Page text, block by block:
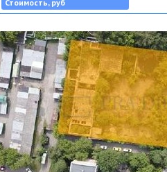
Стоимость, руб